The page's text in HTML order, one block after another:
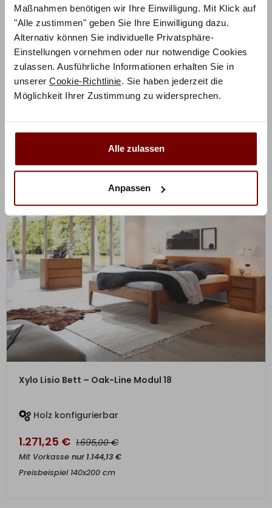
Maßnahmen benötigen wir Ihre Einwilligung. Mit Klick auf
"Alle zustimmen" geben Sie Ihre Einwilligung dazu.
Alternativ können Sie individuelle Privatsphäre-
Einstellungen vornehmen oder nur notwendige Cookies
zulassen. Ausführliche Informationen erhalten Sie in
unserer Cookie-Richtlinie. Sie haben jederzeit die
Möglichkeit Ihrer Zustimmung zu widersprechen.
Alle zulassen
Anpassen
ZUM PRODUKT
Stabil Inca Bett – Factory-Line Bloc 16
Holz konfigurierbar
1.505,25€ 2.007,00€
Mit Vorkassenur 1.354,73€
ZUM PRODUKT
Xylo Lisio Bett – Oak-Line Modul 18
Holz konfigurierbar
1.271,25 € 1.695,00€
Mit Vorkasse nur1.144,13€
Preisbeispiel 140x200 cm